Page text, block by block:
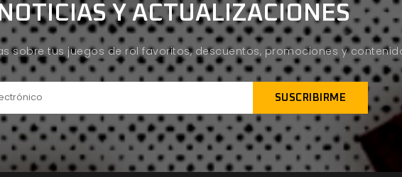
Y ACTUALIZACIONES
sobre tus juegos de rol favoritos, descuentos, promociones y